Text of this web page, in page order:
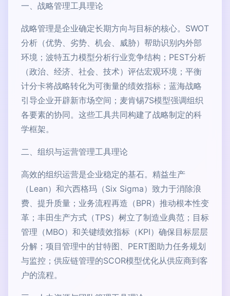
一、战略管理工具理论
战略管理是企业确定长期方向与目标的核心。SWOT
分析（优势、劣势、机会、威胁）帮助识别内外部
环境；波特五力模型分析行业竞争结构；PEST分析
（政治、经济、社会、技术）评估宏观环境；平衡
计分卡将战略转化为可衡量的绩效指标；蓝海战略
引导企业开辟新市场空间；麦肯锡7S模型强调组织
各要素的协同。这些工具共同构建了战略制定的科
学框架。
二、组织与运营管理工具理论
高效的组织运营是企业稳定的基石。精益生产
（Lean）和六西格玛（Six Sigma）致力于消除浪
费、提升质量；业务流程再造（BPR）推动根本性变
革；丰田生产方式（TPS）树立了制造业典范；目标
管理（MBO）和关键绩效指标（KPI）确保目标层层
分解；项目管理中的甘特图、PERT图助力任务规划
与监控；供应链管理的SCOR模型优化从供应商到客
户的流程。